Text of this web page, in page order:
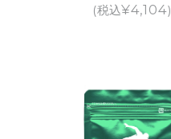
(税込¥4,104)